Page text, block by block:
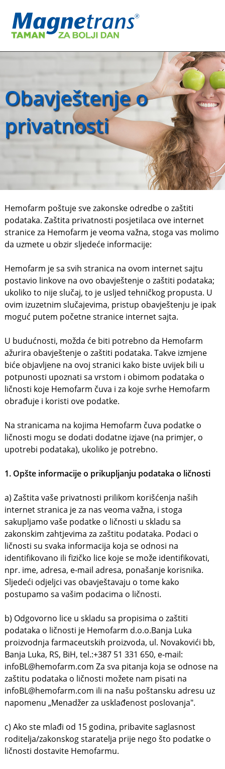
Obavještenje o
privatnosti
Hemofarm poštuje sve zakonske odredbe o zaštiti
podataka. Zaštita privatnosti posjetilaca ove internet
stranice za Hemofarm je veoma važna, stoga vas molimo
da uzmete u obzir sljedeće informacije:
Hemofarm je sa svih stranica na ovom internet sajtu
postavio linkove na ovo obavještenje o zaštiti podataka;
ukoliko to nije slučaj, to je usljed tehničkog propusta. U
ovim izuzetnim slučajevima, pristup obavještenju je ipak
moguć putem početne stranice internet sajta.
U budućnosti, možda će biti potrebno da Hemofarm
ažurira obavještenje o zaštiti podataka. Takve izmjene
biće objavljene na ovoj stranici kako biste uvijek bili u
potpunosti upoznati sa vrstom i obimom podataka o
ličnosti koje Hemofarm čuva i za koje svrhe Hemofarm
obrađuje i koristi ove podatke.
Na stranicama na kojima Hemofarm čuva podatke o
ličnosti mogu se dodati dodatne izjave (na primjer, o
upotrebi podataka), ukoliko je potrebno.
1. Opšte informacije o prikupljanju podataka o ličnosti
a) Zaštita vaše privatnosti prilikom korišćenja naših
internet stranica je za nas veoma važna, i stoga
sakupljamo vaše podatke o ličnosti u skladu sa
zakonskim zahtjevima za zaštitu podataka. Podaci o
ličnosti su svaka informacija koja se odnosi na
identifikovano ili fizičko lice koje se može identifikovati,
npr. ime, adresa, e-mail adresa, ponašanje korisnika.
Sljedeći odjeljci vas obavještavaju o tome kako
postupamo sa vašim podacima o ličnosti.
b) Odgovorno lice u skladu sa propisima o zaštiti
podataka o ličnosti je Hemofarm d.o.o.Banja Luka
proizvodnja farmaceutskih proizvoda, ul. Novakovići bb,
Banja Luka, RS, BiH, tel.:+387 51 331 650, e-mail:
infoBL@hemofarm.com Za sva pitanja koja se odnose na
zaštitu podataka o ličnosti možete nam pisati na
infoBL@hemofarm.com ili na našu poštansku adresu uz
napomenu „Menadžer za usklađenost poslovanja".
c) Ako ste mlađi od 15 godina, pribavite saglasnost
roditelja/zakonskog staratelja prije nego što podatke o
ličnosti dostavite Hemofarmu.